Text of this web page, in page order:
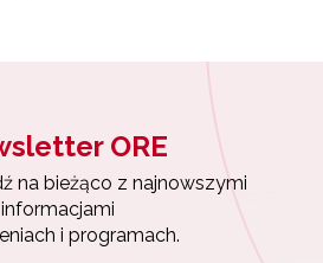
ORE
na bieżąco z najnowszymi
informacjami
i programach.